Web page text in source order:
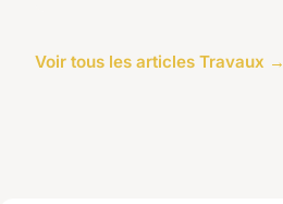
Voir tous les articles Travaux →